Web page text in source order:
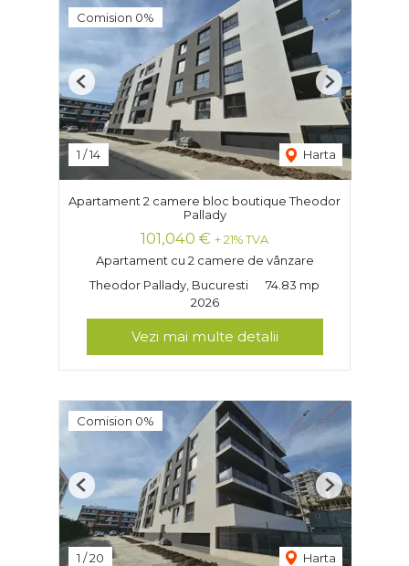
Comision 0%
1 /14 Harta
Previous Next
Apartament 2 camere bloc boutique Theodor
Pallady
101,040 € + 21% TVA
Apartament cu 2 camere de vânzare
Theodor Pallady, Bucuresti
74.83 mp
2026
Vezi mai multe detalii
Comision 0%
1 /20 Harta
Previous Next